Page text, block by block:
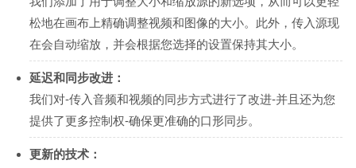
松地在画布上精确调整视频和图像的大小。此外，传入源现
在会自动缩放，并会根据您选择的设置保持其大小。
延迟和同步改进：
我们对-传入音频和视频的同步方式进行了改进-并且还为您
提供了更多控制权-确保更准确的口形同步。
更新的技术：